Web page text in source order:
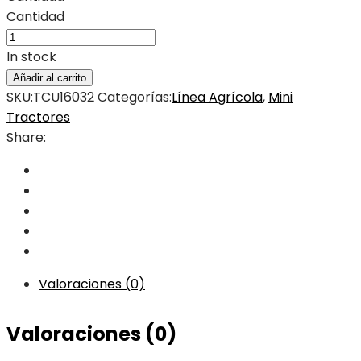
Cantidad
In stock
Añadir al carrito
SKU:TCU16032Categorías:Línea Agrícola, Mini
Tractores
Share:
Valoraciones (0)
Valoraciones (0)